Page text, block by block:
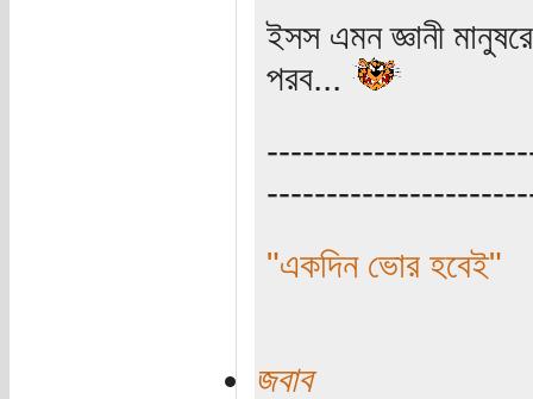
ইসস এমন জ্ঞানী
পরব...
"একদিন ভোর হবেই"
জবাব